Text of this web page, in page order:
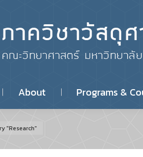
About Programs &
"Research"